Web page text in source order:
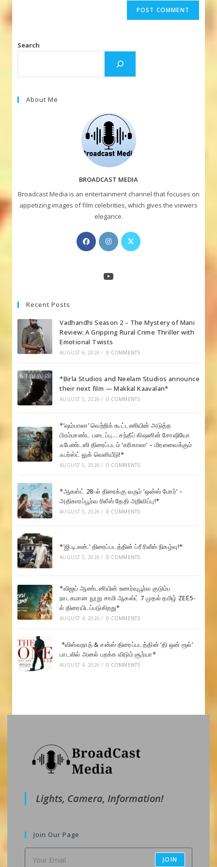
Search
About Me
BROADCAST MEDIA
Broadcast Media is an entertainment channel that focuses on
appetizing images of film celebrities, which gives the viewers
elegance.
Opens
in
new
Opens
in
Opens
YouTube
Recent Posts
Vadhandhi Season 2 – The Mystery of Mani
Review: A Gripping Rural Crime Thriller with
Emotional Twists
AUGUST 6, 2026 / 0 COMMENTS
*Birla Studios and Neelam Studios announce
their next film — Makkal Kaavalan*
AUGUST 5, 2026 / 0 COMMENTS
*’ஷம்பாலா’ வெற்றிக் கூட்டணியின் அடுத்த
பிரம்மாண்ட படைப்பு… சந்தீப் கிஷனின் சோஷியோ
ஃபேண்டஸி திரைப்படம் ‘கரிகாலா’ – மிரளவைக்கும்
ஃபர்ஸ்ட் லுக் வெளியீடு!*
AUGUST 5, 2026 / 0 COMMENTS
*ஆகஸ்ட் 28-ல் திரைக்கு வரும் ‘ஒன்ஸ் மோர்’ –
அதிகாரப்பூர்வ ரிலீஸ் தேதி அறிவிப்பு!*
AUGUST 5, 2026 / 0 COMMENTS
*’ஜி.டி.என்.’ திரைப்படத்தின் ப்ரீ ரிலீஸ் நிகழ்வு!*
AUGUST 5, 2026 / 0 COMMENTS
*விஜய் ஆண்டனியின் உணர்வுபூர்வ குடும்ப
நாடகமான நூறு சாமி ஆகஸ்ட் 7 முதல் தமிழ் ZEE5-
ல் திரையிடப்படுகிறது*
AUGUST 4, 2026 / 0 COMMENTS
*விஸ்வநாத் & சன்ஸ் திரைப்படத்தின் ‘தி ஒன் ரூல்’
பாடலில் அனல் பறக்க விடும் சூர்யா*
AUGUST 4, 2026 / 0 COMMENTS
Lights, Camera, Information!
Join Our Page
JOIN